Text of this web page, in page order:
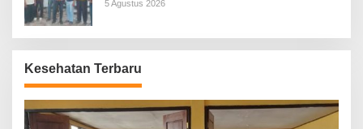
5 Agustus 2026
Kesehatan Terbaru